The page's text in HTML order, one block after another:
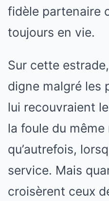
fidèle partenaire
toujours en vie.
Sur cette
digne malgré les
lui recouvraient
la foule du
qu’autrefois,
service. Mais
croisèrent ceux